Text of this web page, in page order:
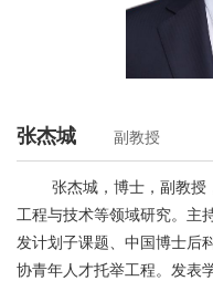
张杰城 副教授
张杰城，博士，副教授
工程与技术等领域研究。主
发计划子课题、中国博士后
协青年人才托举工程。发表